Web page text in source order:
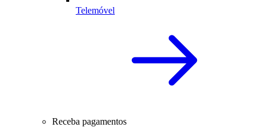
Telemóvel
Receba pagamentos